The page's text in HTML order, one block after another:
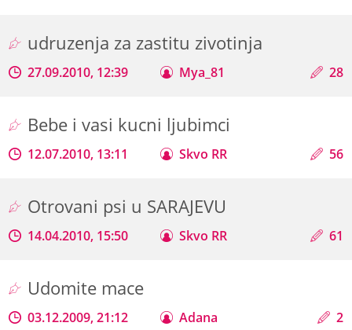
udruzenja za zastitu zivotinja
27.09.2010, 12:39 Mya_81 28
Bebe i vasi kucni ljubimci
12.07.2010, 13:11 Skvo RR 56
Otrovani psi u SARAJEVU
14.04.2010, 15:50 Skvo RR 61
Udomite mace
03.12.2009, 21:12 Adana 2